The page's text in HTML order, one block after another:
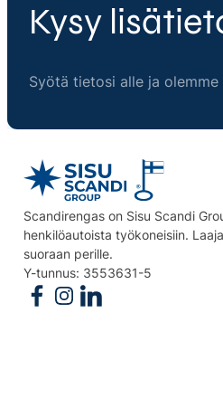
Kysy
Syötä tietosi alle ja
Scandirengas on Sisu Scandi
henkilöautoista työkoneisiin.
suoraan perille.
Y-tunnus: 3553631-5
Follow us on Facebook
Follow us on Instagram
Follow us on